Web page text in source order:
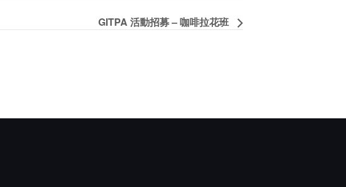
GITPA 活動招募 – 咖啡拉花班